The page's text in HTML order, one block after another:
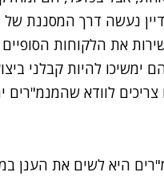
נעשה דרך המסננת של
את הלקוחות
להיות קבלני
לוודא שהמנמ"רים
היא לשים את הענן